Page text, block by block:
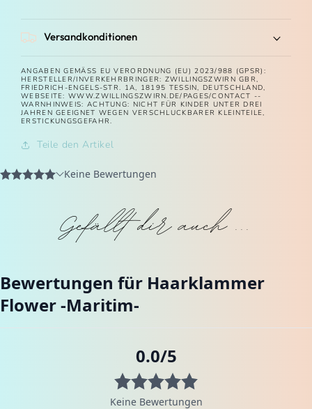
Versandkonditionen
ANGABEN GEMÄSS EU VERORDNUNG (EU) 2023/988 (GPSR): H
ERSTELLER/INVERKEHRBRINGER: ZWILLINGSZWIRN GBR, F
RIEDRICH-ENGELS-STR. 1A, 18195 TESSIN, DEUTSCHLAND, W
EBSEITE: WWW.ZWILLINGSZWIRN.DE/PAGES/CONTACT -- W
ARNHINWEIS: ACHTUNG: NICHT FÜR KINDER UNTER DREI J
AHREN GEEIGNET WEGEN VERSCHLUCKBARER KLEINTEILE, E
RSTICKUNGSGEFAHR.
Teile den Artikel
Gefällt dir auch ...